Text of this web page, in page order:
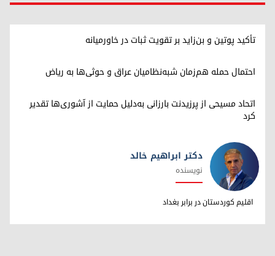
تأکید پوتین و بن‌زاید بر تقویت ثبات در خاورمیانه
احتمال حمله هم‌زمان شبه‌نظامیان عراق و حوثی‌ها به ریاض
اتحاد مسیحی از پرزیدنت بارزانی به‌دلیل حمایت از آشوری‌ها تقدیر
کرد
دکتر ابراهیم خالد
دکتر ابراهیم خالد
نویسنده
اقلیم کوردستان در برابر بغداد